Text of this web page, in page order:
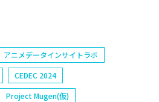
アニメデータインサイトラボ
CEDEC 2024
Project Mugen(仮)